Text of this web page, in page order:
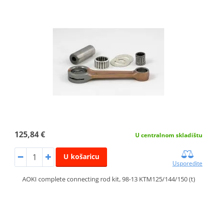
125,84 € U centralnom skladištu
U košaricu
Usporedite
AOKI complete connecting rod kit, 98-13 KTM125/144/150 (t)